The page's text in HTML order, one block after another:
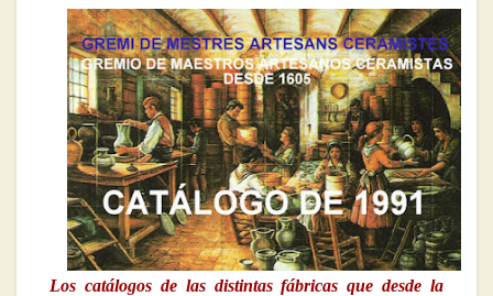
Los catálogos de las distintas fábricas que desde la